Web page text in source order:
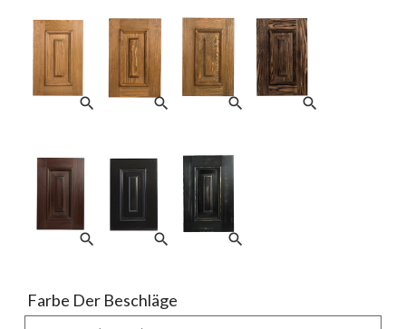
search search search search
search search search
Farbe Der Beschläge